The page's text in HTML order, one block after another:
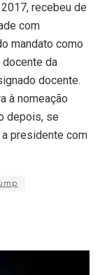
recebeu de
com
mandato como
da
docente.
à nomeação
depois, se
presidente com